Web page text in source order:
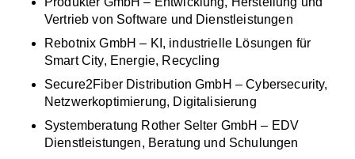
Vertrieb von Software und Dienstleistungen
Rebotnix GmbH – KI, industrielle Lösungen für
Smart City, Energie, Recycling
Secure2Fiber Distribution GmbH – Cybersecurity,
Netzwerkoptimierung, Digitalisierung
Systemberatung Rother Selter GmbH – EDV
Dienstleistungen, Beratung und Schulungen